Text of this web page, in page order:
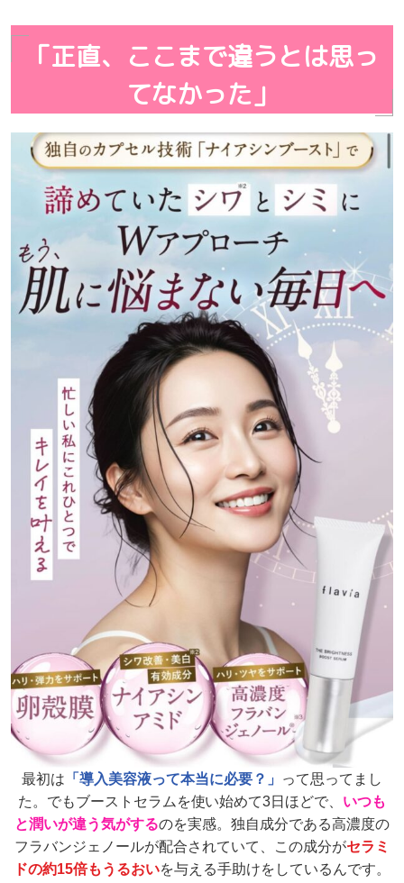
「正直、ここまで違うとは思っ
てなかった」
最初は 「導入美容液って本当に必要？」
って思ってまし
た。 でもブーストセラムを使い始めて3日ほどで、 いつも
と潤いが違う気がするのを実感。 独自成分である高濃度の
フラバンジェノールが配合されていて、
この成分がセラミ
ドの約15倍もうるおいを与える手助けをしているんです。